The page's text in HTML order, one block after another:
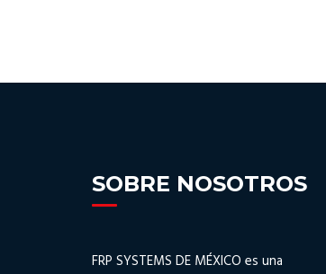
SOBRE NOSOTROS
FRP SYSTEMS DE MÉXICO es una